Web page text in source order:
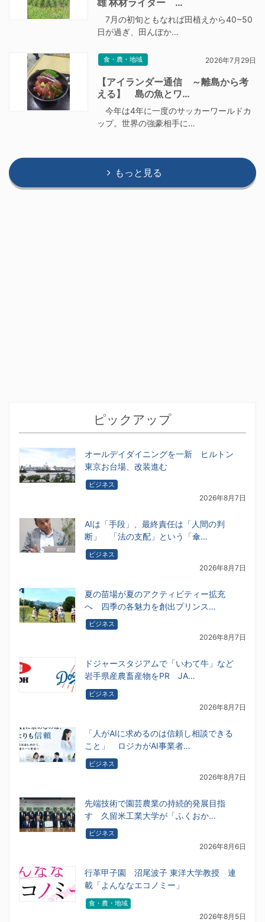
雄 林材ライター …
7月の初旬ともなれば田植えから40~50
日が過ぎ、田んぼか…
食・農・地域 2026年7月29日
【アイランダー通信 ～離島から考
える】 島の魚とワ…
今年は4年に一度のサッカーワールドカ
ップ。世界の強豪相手に…
もっと見る
ピックアップ
オールデイダイニングを一新 ヒルトン
東京お台場、改装進む
ビジネス
2026年8月7日
AIは「手段」、最終責任は「人間の判
断」 「法の支配」という「傘…
ビジネス
2026年8月7日
夏の苗場が夏のアクティビティー拡充
へ 四季の各魅力を創出プリンス…
ビジネス
2026年8月7日
ドジャースタジアムで「いわて牛」など
岩手県産農畜産物をPR JA…
ビジネス
2026年8月7日
「人がAIに求めるのは信頼し相談できる
こと」 ロジカがAI事業者…
ビジネス
2026年8月7日
先端技術で園芸農業の持続的発展目指
す 久留米工業大学が「ふくおか…
ビジネス
2026年8月6日
行革甲子園 沼尾波子 東洋大学教授 連
載「よんななエコノミー」
食・農・地域
2026年8月5日